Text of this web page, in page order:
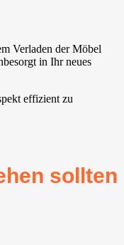
Verladen der Möbel
in Ihr neues
effizient zu
sollten